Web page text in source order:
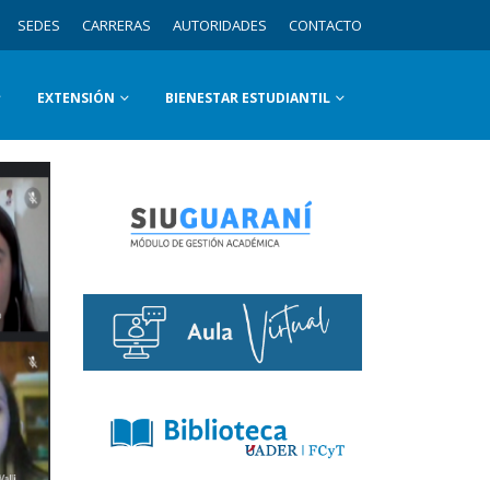
SEDES CARRERAS AUTORIDADES CONTACTO
EXTENSIÓN BIENESTAR ESTUDIANTIL